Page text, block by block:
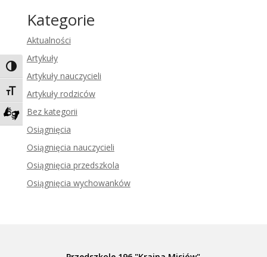
Toggle High Contrast
Toggle Font size
Zadzwoń do tłumacza języka migowego
Kategorie
Aktualności
Artykuły
Artykuły nauczycieli
Artykuły rodziców
Bez kategorii
Osiągnięcia
Osiągnięcia nauczycieli
Osiągnięcia przedszkola
Osiągnięcia wychowanków